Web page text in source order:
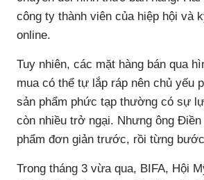
công ty thành viên của hiệp hội và
online.
Tuy nhiên, các mặt hàng bán qua
mua có thể tự lắp ráp nên chủ yếu
sản phẩm phức tạp thường có sự
còn nhiều trở ngại. Nhưng ông
phẩm đơn giản trước, rồi từng
Trong tháng 3 vừa qua, BIFA, Hội